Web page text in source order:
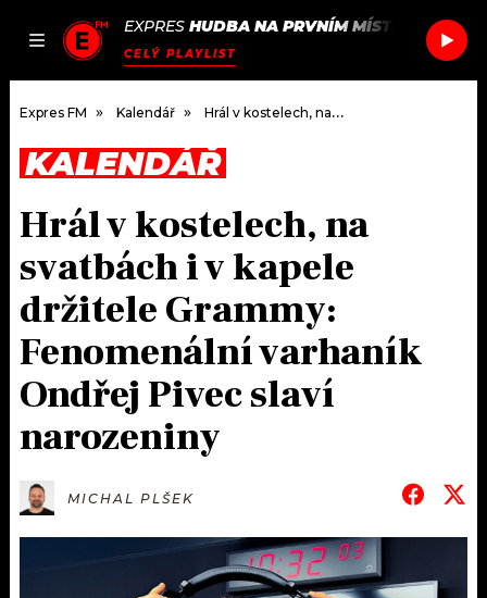
JAK
SEZNAM.CZ
EXPRES HUDBA NA PRVNÍM MÍSTĚ
CELÝ PLAYLIST
DOMŮ
ČLÁNKY
HUDBA
ROZHOVORY
#NEBUDUDOMA
KALENDÁŘ
PODCASTY
JAK NALADIT
RÁDIO
APLIKACE
PROGRAM
Expres FM Kalendář Hrál v kostelech, na svatbách i v kapele držitele Grammy: Fenomenální varhaník Ondřej Pivec slaví narozeniny
KALENDÁŘ
Hrál v kostelech, na
svatbách i v kapele
držitele Grammy:
Fenomenální varhaník
Ondřej Pivec slaví
narozeniny
MICHAL PLŠEK